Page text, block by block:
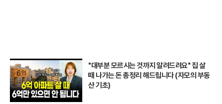
"대부분 모르시는 것까지 알려드려요" 집 살
때 나가는 돈 총정리 해드립니다 (자모의 부동
산 기초)